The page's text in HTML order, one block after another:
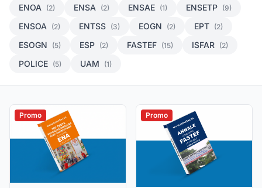
ENOA (2) ENSA (2) ENSAE (1) ENSETP (9)
ENSOA (2) ENTSS (3) EOGN (2) EPT (2)
ESOGN (5) ESP (2) FASTEF (15) ISFAR (2)
POLICE (5) UAM (1)
Promo Promo